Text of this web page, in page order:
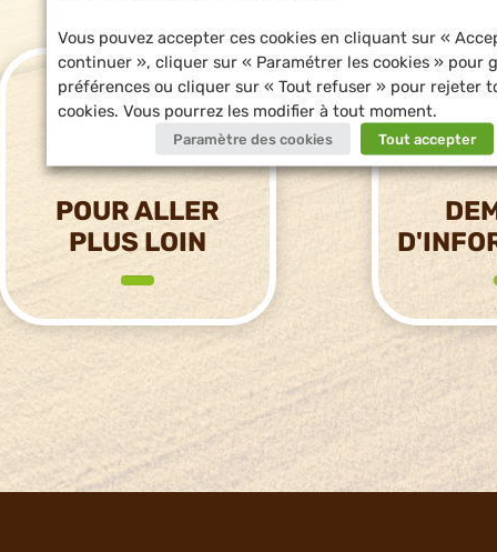
POUR ALLER
PLUS LOIN
Vous pouvez accepter ces cookies en cliquant sur «
continuer », cliquer sur « Paramétrer les cookies » pour
préférences ou cliquer sur « Tout refuser » pour rejeter
cookies. Vous pourrez les modifier à tout moment.
Paramètre des cookies Tout accepter